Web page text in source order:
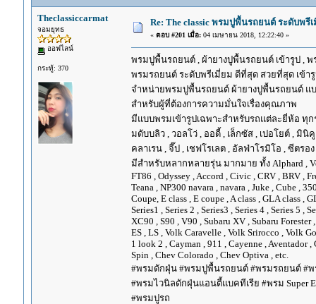
Theclassiccarmat
จอมยุทธ
ออฟไลน์
กระทู้: 370
Re: The classic พรมปูพื้นรถยนต์ ระดับพรี
« ตอบ #201 เมื่อ:04 เมษายน 2018, 12:22:40 »
พรมปูพื้นรถยนต์ , ผ้ายางปูพื้นรถยนต์ เข้ารูป , พ
พรมรถยนต์ ระดับพรีเมี่ยม ดีที่สุด สวยที่สุด เข้ารู
จำหน่ายพรมปูพื้นรถยนต์ ผ้ายางปูพื้นรถยนต์ แบบ
สำหรับผู้ที่ต้องการความมั่นใจเรื่องคุณภาพ
มีแบบพรมเข้ารูปเฉพาะสำหรับรถแต่ละยี่ห้อ ทุก
มดับบลิว , วอลโว่ , ออดี้ , เล็กซัส , เปอโยต์ , มินิ
คลาเรน , จี๊ป , เชฟโรเลต , อัลฟ่าโรมิโอ , ซีตร
มีสำหรับหลากหลายรุ่น มากมาย ทั้ง Alphard ,
FT86 , Odyssey , Accord , Civic , CRV , BRV ,
Teana , NP300 navara , navara , Juke , Cube ,
Coupe, E class , E coupe , A class , GLA class ,
Series1 , Series 2 , Series3 , Series 4 , Series 5 ,
XC90 , S90 , V90 , Subaru XV , Subaru
ES , LS , Volk Caravelle , Volk Srirocco , Volk
1 look 2 , Cayman , 911 , Cayenne , Aventador
Spin , Chev Colorado , Chev Optiva , etc.
#พรมดักฝุ่น #พรมปูพื้นรถยนต์ #พรมรถยนต์ #พ
#พรมไวนิลดักฝุ่นแอนตี้แบคทีเรีย #พรม Super
#พรมปูรถ